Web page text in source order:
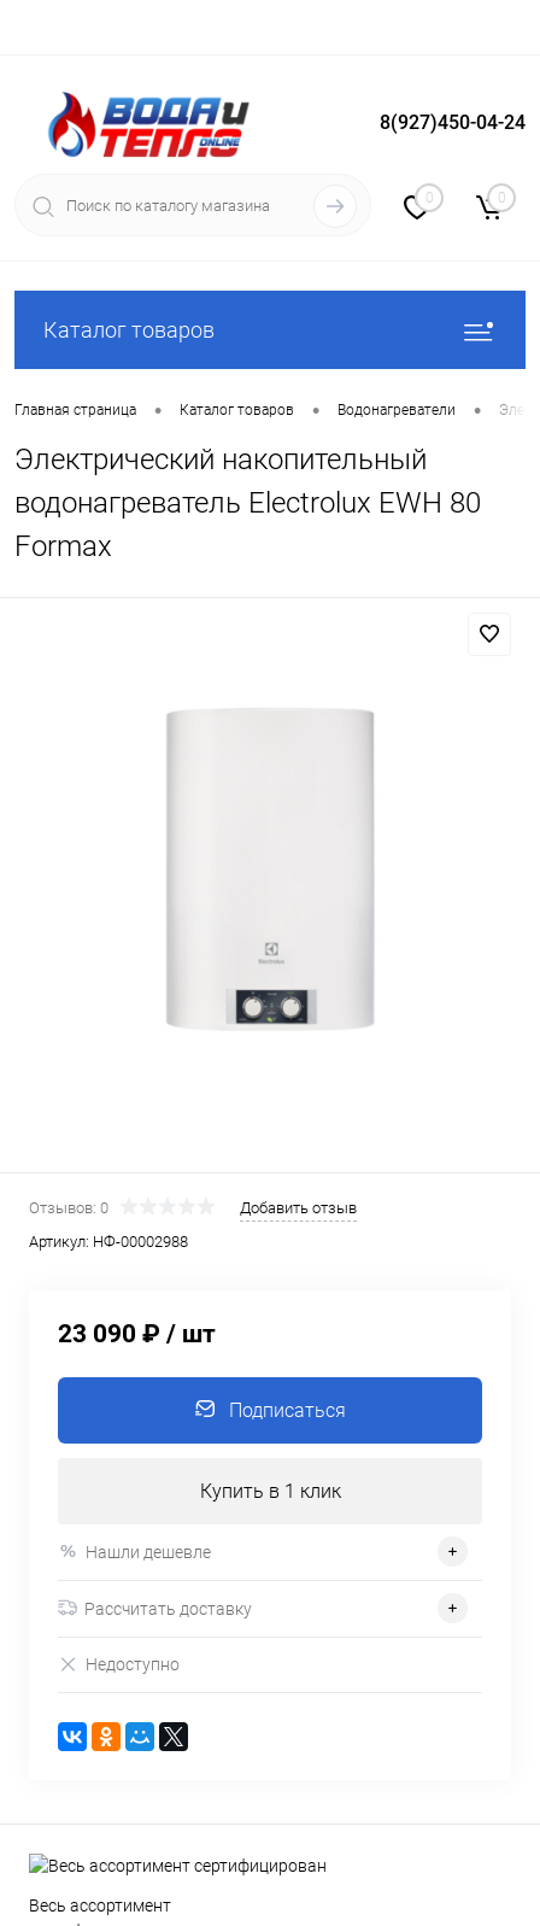
Вход Регистрация
8(927)450-04-24
0 0
Каталог товаров
Главная страница • Каталог товаров • Водонагреватели •
Электрический накопительный
водонагреватель Electrolux EWH 80
Formax
Отзывов: 0
Добавить отзыв
Артикул: НФ-00002988
23 090 ₽ / шт
Подписаться
Купить в 1 клик
Нашли дешевле
Рассчитать доставку
Недоступно
Весь ассортимент